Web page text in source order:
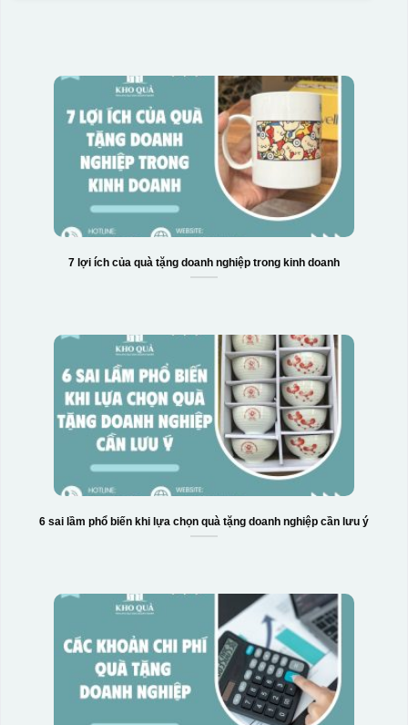
7 lợi ích của quà tặng doanh nghiệp trong kinh doanh
6 sai lầm phổ biến khi lựa chọn quà tặng doanh nghiệp cần lưu ý